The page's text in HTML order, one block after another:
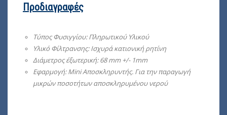
Προδιαγραφές
Τύπος Φυσιγγίου: Πληρωτικού Υλικού
Yλικό Φίλτρανσης: Ισχυρά κατιονική ρητίνη
Διάμετρος έξωτερική: 68 mm +/- 1mm
Εφαρμογή: Μini Αποσκληρυντής. Για την παραγωγή
μικρών ποσοτήτων αποσκληρυμένου νερού